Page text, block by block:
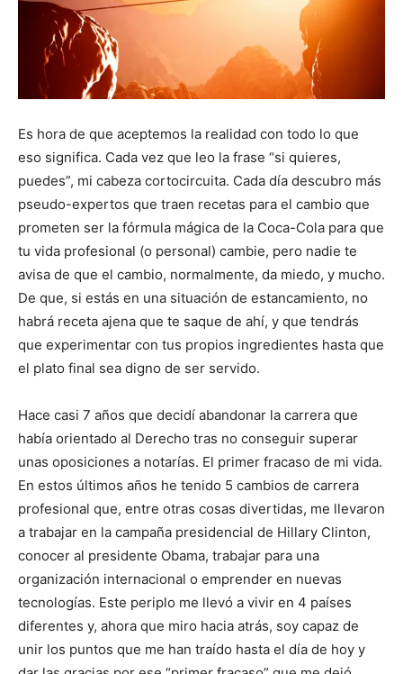
Es hora de que aceptemos la realidad con todo lo que
eso significa. Cada vez que leo la frase “si quieres,
puedes”, mi cabeza cortocircuita. Cada día descubro más
pseudo-expertos que traen recetas para el cambio que
prometen ser la fórmula mágica de la Coca-Cola para que
tu vida profesional (o personal) cambie, pero nadie te
avisa de que el cambio, normalmente, da miedo, y mucho.
De que, si estás en una situación de estancamiento, no
habrá receta ajena que te saque de ahí, y que tendrás
que experimentar con tus propios ingredientes hasta que
el plato final sea digno de ser servido.
Hace casi 7 años que decidí abandonar la carrera que
había orientado al Derecho tras no conseguir superar
unas oposiciones a notarías. El primer fracaso de mi vida.
En estos últimos años he tenido 5 cambios de carrera
profesional que, entre otras cosas divertidas, me llevaron
a trabajar en la campaña presidencial de Hillary Clinton,
conocer al presidente Obama, trabajar para una
organización internacional o emprender en nuevas
tecnologías. Este periplo me llevó a vivir en 4 países
diferentes y, ahora que miro hacia atrás, soy capaz de
unir los puntos que me han traído hasta el día de hoy y